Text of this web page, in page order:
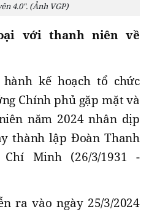
4.0". (Ảnh VGP)
với thanh niên về
kế hoạch tổ chức
Chính phủ gặp mặt và
năm 2024 nhân dịp
thành lập Đoàn Thanh
Minh (26/3/1931 -
ra vào ngày 25/3/2024